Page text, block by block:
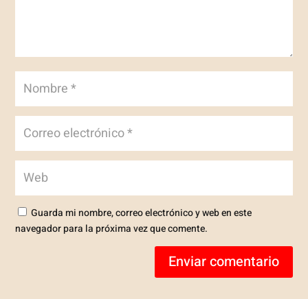
Guarda mi nombre, correo electrónico y web en este
navegador para la próxima vez que comente.
Enviar comentario